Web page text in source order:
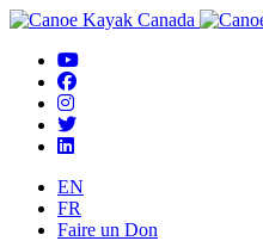
EN
FR
Faire un Don